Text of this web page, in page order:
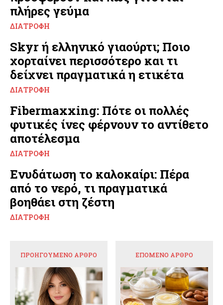
πλήρες γεύμα
ΔΙΑΤΡΟΦΉ
Skyr ή ελληνικό γιαούρτι; Ποιο
χορταίνει περισσότερο και τι
δείχνει πραγματικά η ετικέτα
ΔΙΑΤΡΟΦΉ
Fibermaxxing: Πότε οι πολλές
φυτικές ίνες φέρνουν το αντίθετο
αποτέλεσμα
ΔΙΑΤΡΟΦΉ
Ενυδάτωση το καλοκαίρι: Πέρα
από το νερό, τι πραγματικά
βοηθάει στη ζέστη
ΔΙΑΤΡΟΦΉ
ΠΡΟΗΓΟΎΜΕΝΟ ΆΡΘΡΟ ΕΠΌΜΕΝΟ ΆΡΘΡΟ